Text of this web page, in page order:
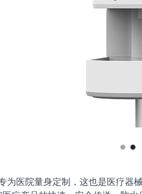
为医院量身定制，这也是医疗